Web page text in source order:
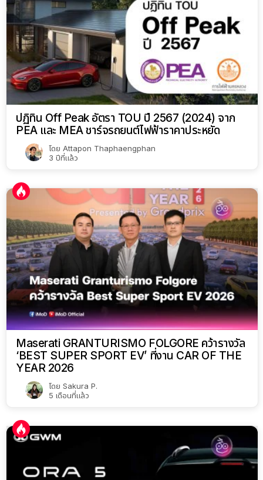
ปฏิทิน Off Peak อัตรา TOU ปี 2567 (2024) จาก
PEA และ MEA ชาร์จรถยนต์ไฟฟ้าราคาประหยัด
โดย Attapon Thaphaengphan
3 ปีที่แล้ว
Maserati GRANTURISMO FOLGORE คว้ารางวัล
‘BEST SUPER SPORT EV’ ที่งาน CAR OF THE
YEAR 2026
โดย Sakura P.
5 เดือนที่แล้ว